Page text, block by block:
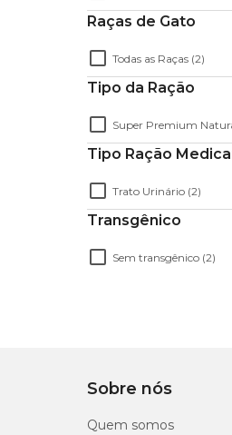
Raças de Gato
Todas as Raças (2)
Tipo da Ração
Super Premium
Tipo Ração
Trato Urinário (2)
Transgênico
Sem transgênico (2)
Sobre nós
Quem somos